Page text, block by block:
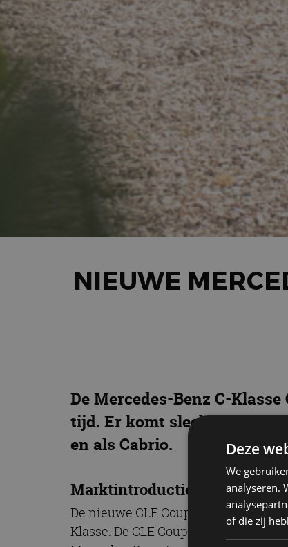
NIEUWE
De Mercedes-Benz C-
tijd. Er komt slechts één
en als Cabrio.
Marktintroductie CLE Coupé
De nieuwe CLE Coupé is volgens
Klasse. De CLE Coupé komt in
Deze
We
analyseren.
of die zij